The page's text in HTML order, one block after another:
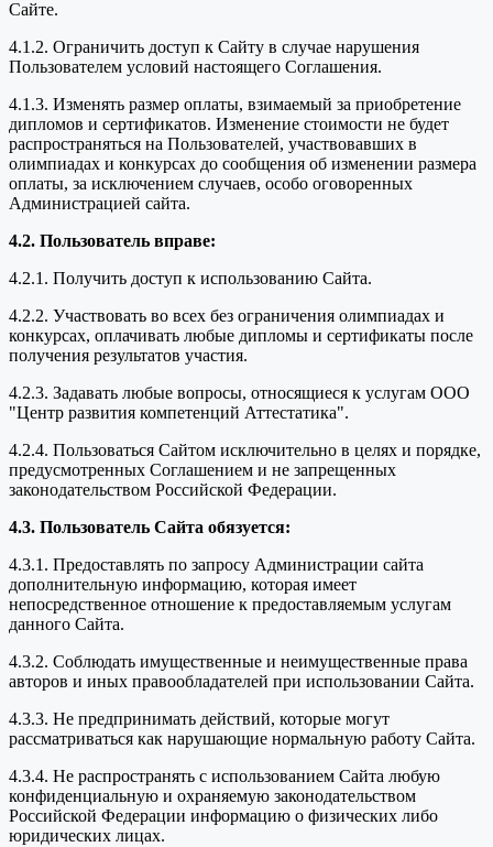
Сайте.
4.1.2. Ограничить доступ к Сайту в случае нарушения
Пользователем условий настоящего Соглашения.
4.1.3. Изменять размер оплаты, взимаемый за приобретение
дипломов и сертификатов. Изменение стоимости не будет
распространяться на Пользователей, участвовавших в
олимпиадах и конкурсах до сообщения об изменении размера
оплаты, за исключением случаев, особо оговоренных
Администрацией сайта.
4.2. Пользователь вправе:
4.2.1. Получить доступ к использованию Сайта.
4.2.2. Участвовать во всех без ограничения олимпиадах и
конкурсах, оплачивать любые дипломы и сертификаты после
получения результатов участия.
4.2.3. Задавать любые вопросы, относящиеся к услугам ООО
"Центр развития компетенций Аттестатика".
4.2.4. Пользоваться Сайтом исключительно в целях и порядке,
предусмотренных Соглашением и не запрещенных
законодательством Российской Федерации.
4.3. Пользователь Сайта обязуется:
4.3.1. Предоставлять по запросу Администрации сайта
дополнительную информацию, которая имеет
непосредственное отношение к предоставляемым услугам
данного Сайта.
4.3.2. Соблюдать имущественные и неимущественные права
авторов и иных правообладателей при использовании Сайта.
4.3.3. Не предпринимать действий, которые могут
рассматриваться как нарушающие нормальную работу Сайта.
4.3.4. Не распространять с использованием Сайта любую
конфиденциальную и охраняемую законодательством
Российской Федерации информацию о физических либо
юридических лицах.